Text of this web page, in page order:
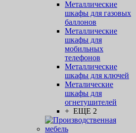
Металлические
шкафы для газовых
баллонов
Металлические
шкафы для
мобильных
телефонов
Металлические
шкафы для ключей
Металические
шкафы для
огнетушителей
+ ЕЩЕ 2